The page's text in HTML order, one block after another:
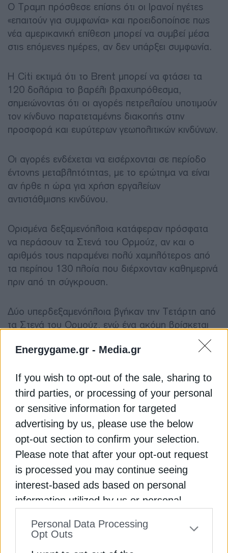
Energygame.gr - Media.gr
If you wish to opt-out of the sale, sharing to
third parties, or processing of your personal
or sensitive information for targeted
advertising by us, please use the below
opt-out section to confirm your selection.
Please note that after your opt-out request
is processed you may continue seeing
interest-based ads based on personal
information utilized by us or personal
to your opt-out. You may separately opt-out
Personal Data Processing
Opt Outs
Ο Τραμπ πρόσθεσε επίσης ότι οι Ιρανοί ηγέτες
«επαιτούν για συμφωνία» και προειδοποίησε πως
νέα αμερικανική επίθεση μπορεί να συμβεί μέσα
στις επόμενες ημέρες, αν δεν υπάρξει συμφωνία.
Η Citi εκτιμά ότι το Brent μπορεί να φτάσει τα
120 δολάρια το βαρέλι βραχυπρόθεσμα,
σημειώνοντας ότι οι αγορές πετρελαίου υποτιμούν
τον κίνδυνο παρατεταμένης διακοπής στην
προσφορά και ευρύτερων γεωπολιτικών κινδύνων.
Οι αγορές ενδέχεται να εισέρχονται σε περίοδο
έντονης μεταβλητότητας, με το ερώτημα να είναι
αν ήρθε η ώρα για χρήση εργαλείων
αντιστάθμισης κινδύνου.
Ορισμένα δεξαμενόπλοια κατάφεραν πρόσφατα
να περάσουν τα Στενά του Ορμούζ, αν και ο
αριθμός τους παραμένει πολύ χαμηλότερος από
τα περίπου 130 πλοία που διέρχονταν καθημερινά
πριν από τη σύγκρουση.
Δύο υπερδεξαμενόπλοια βγήκαν την Τετάρτη από
τα Στενά του Ορμούζ, ενώ ένα ακόμη βρίσκεται
σε πορεία εξόδου, έχοντας περιμένει στον Κόλπο
για πάνω από δύο μήνες, μεταφέροντας 6
Ανατολή.
Για την κάλυψη του ελλείμματος στην παγκόσμια
προσφορά, χώρες καταφεύγουν στα εμπορικά και
στρατηγικά τους αποθέματα.
Στις ΗΠΑ, τα αποθέματα αργού πετρελαίου
μειώθηκαν για πέμπτη συνεχόμενη εβδομάδα,
σύμφωνα με πηγές της αγοράς που επικαλούνται
στοιχεία του American Petroleum Institute, ενώ
μειώθηκαν και τα αποθέματα καυσίμων.